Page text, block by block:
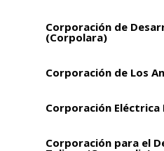
Corporación de
(Corpolara)
Corporación de Los
Corporación Eléctrica
Corporación para el